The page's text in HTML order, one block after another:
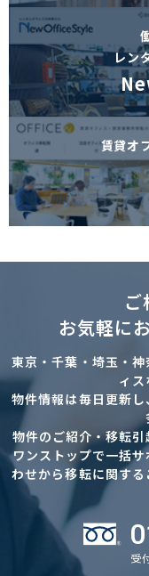
レン
賃貸オ
ご
お気軽に
東京・千葉・埼玉・
ィス
物件情報は毎日更新
物件のご紹介・移転
ワンストップで一括
わせから移転に関す
受